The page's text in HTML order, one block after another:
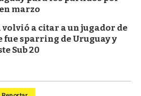
marzo
a citar a un jugador de
fue sparring de Uruguay y
Sub 20